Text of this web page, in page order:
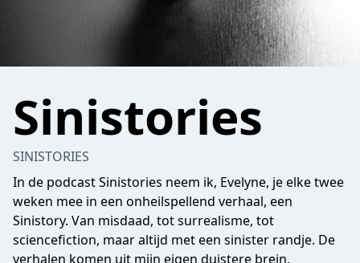
Sinistories
SINISTORIES
In de podcast Sinistories neem ik, Evelyne, je elke twee
weken mee in een onheilspellend verhaal, een
Sinistory. Van misdaad, tot surrealisme, tot
sciencefiction, maar altijd met een sinister randje. De
verhalen komen uit mijn eigen duistere brein.